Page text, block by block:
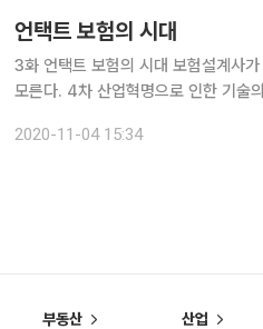
언택트 보험의 시대
3화 언택트 보험의 시대 보험설계사가 서류를 앞에 두고 고객을 설득하는 풍경이 앞으로 낯설지도
모른다. 4차 산업혁명으로 인한 기술
거리의 사람이 줄고 소비가 위축되면
2020-11-04 15:34
부동산 산업